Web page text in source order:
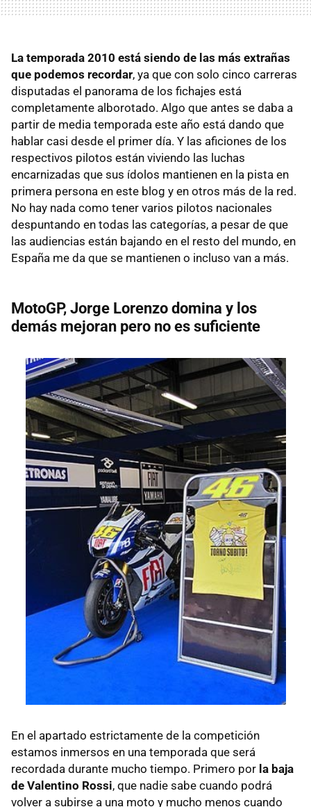
La temporada 2010 está siendo de las más extrañas
que podemos recordar, ya que con solo cinco carreras
disputadas el panorama de los fichajes está
completamente alborotado. Algo que antes se daba a
partir de media temporada este año está dando que
hablar casi desde el primer día. Y las aficiones de los
respectivos pilotos están viviendo las luchas
encarnizadas que sus ídolos mantienen en la pista en
primera persona en este blog y en otros más de la red.
No hay nada como tener varios pilotos nacionales
despuntando en todas las categorías, a pesar de que
las audiencias están bajando en el resto del mundo, en
España me da que se mantienen o incluso van a más.
MotoGP, Jorge Lorenzo domina y los
demás mejoran pero no es suficiente
En el apartado estrictamente de la competición
estamos inmersos en una temporada que será
recordada durante mucho tiempo. Primero por la baja
de Valentino Rossi, que nadie sabe cuando podrá
volver a subirse a una moto y mucho menos cuando